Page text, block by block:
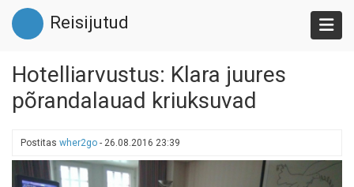
Liigu
edasi
põhisisu
Reisijutud
Hotelliarvustus: Klara juures
põrandalauad kriuksuvad
Postitas wher2go - 26.08.2016 23:39